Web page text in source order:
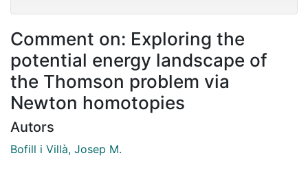
Comment on: Exploring the
potential energy landscape of
the Thomson problem via
Newton homotopies
Autors
Bofill i Villà, Josep M.